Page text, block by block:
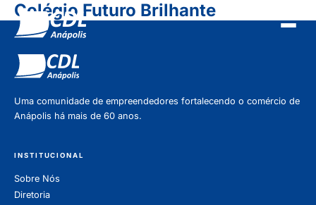
Pular para o conteudo
Colégio Futuro Brilhante
Uma comunidade de empreendedores fortalecendo o comércio de
Anápolis há mais de 60 anos.
INSTITUCIONAL
Sobre Nós
Diretoria